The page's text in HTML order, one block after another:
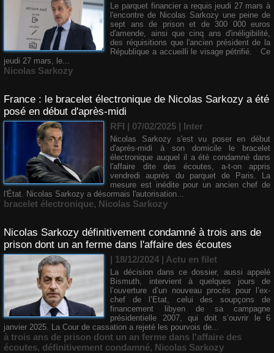
Le parquet financier a requis jeudi 27 mars à
l'encontre de Nicolas Sarkozy une peine de
sept ans de prison et de 300 000 euros
d'amende, ainsi que cinq ans d'inéligibilité,
des réquisitions que l'ancien président de la
République a accueilli le visage pétrifié. Ce
jeudi 27 mars, le...
Nicolas Sarkozy
France : le bracelet électronique de Nicolas Sarkozy a été
posé en début d'après-midi
RFI | 07/02/2025 | Inter
Nicolas Sarkozy s'est vu poser en début
d'après-midi à son domicile le bracelet
électronique auquel il a été condamné dans
l'affaire dite des écoutes, a-t-on appris
vendredi auprès du parquet de Paris. La
mesure est inédite pour un ancien chef de
l'État. Nicolas Sarkozy a désormais l'autorisation...
bracelet électronique, Nicolas Sarkozy
Nicolas Sarkozy définitivement condamné à trois ans de
prison dont un an ferme dans l'affaire des écoutes
| 18/12/2024 | Actu en filet
La décision dans ce dossier, aussi appelé
Bismuth, intervient à quelques jours de
l’ouverture d’un nouveau procès pour l’ex-
chef de l’Etat, celui des soupçons de
financement libyen de sa campagne
présidentielle 2007, qui doit s’ouvrir le 6
janvier 2025. La Cour de cassation a rejeté les pourvois de...
à trois ans de prison dont un an ferme dans l'affaire des
écoutes, définitivement condamné, Nicolas Sarkozy